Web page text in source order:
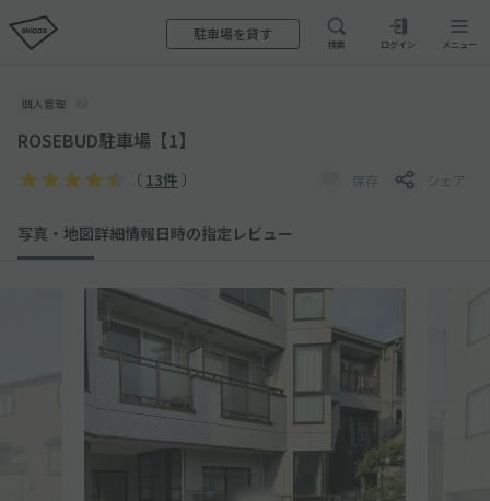
駐車場を貸す
検索 ログイン メニュー
個人管理
ROSEBUD駐車場【1】
（ 13件 ） 保存 シェア
写真・地図詳細情報日時の指定 レビュー